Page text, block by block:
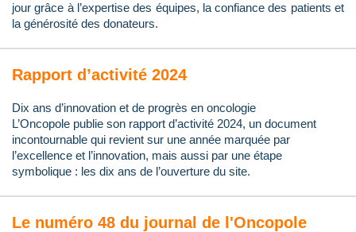
jour grâce à l’expertise des équipes, la confiance des patients et
la générosité des donateurs.
Rapport d’activité 2024
Dix ans d’innovation et de progrès en oncologie
L’Oncopole publie son rapport d’activité 2024, un document
incontournable qui revient sur une année marquée par
l’excellence et l’innovation, mais aussi par une étape
symbolique : les dix ans de l’ouverture du site.
Le numéro 48 du journal de l'Oncopole